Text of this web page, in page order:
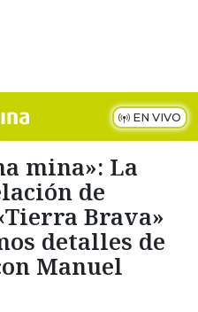
EN VIVO
mina»: La
de
Brava»
detalles de
Manuel